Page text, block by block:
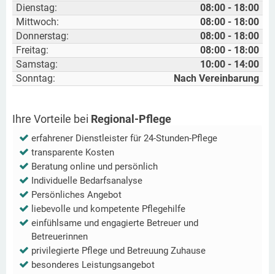
Dienstag:
08:00 - 18:00
Mittwoch:
08:00 - 18:00
Donnerstag:
08:00 - 18:00
Freitag:
08:00 - 18:00
Samstag:
10:00 - 14:00
Sonntag:
Nach Vereinbarung
Ihre Vorteile bei Regional-Pflege
erfahrener Dienstleister für 24-Stunden-Pflege
transparente Kosten
Beratung online und persönlich
Individuelle Bedarfsanalyse
Persönliches Angebot
liebevolle und kompetente Pflegehilfe
einfühlsame und engagierte Betreuer und
Betreuerinnen
privilegierte Pflege und Betreuung Zuhause
besonderes Leistungsangebot